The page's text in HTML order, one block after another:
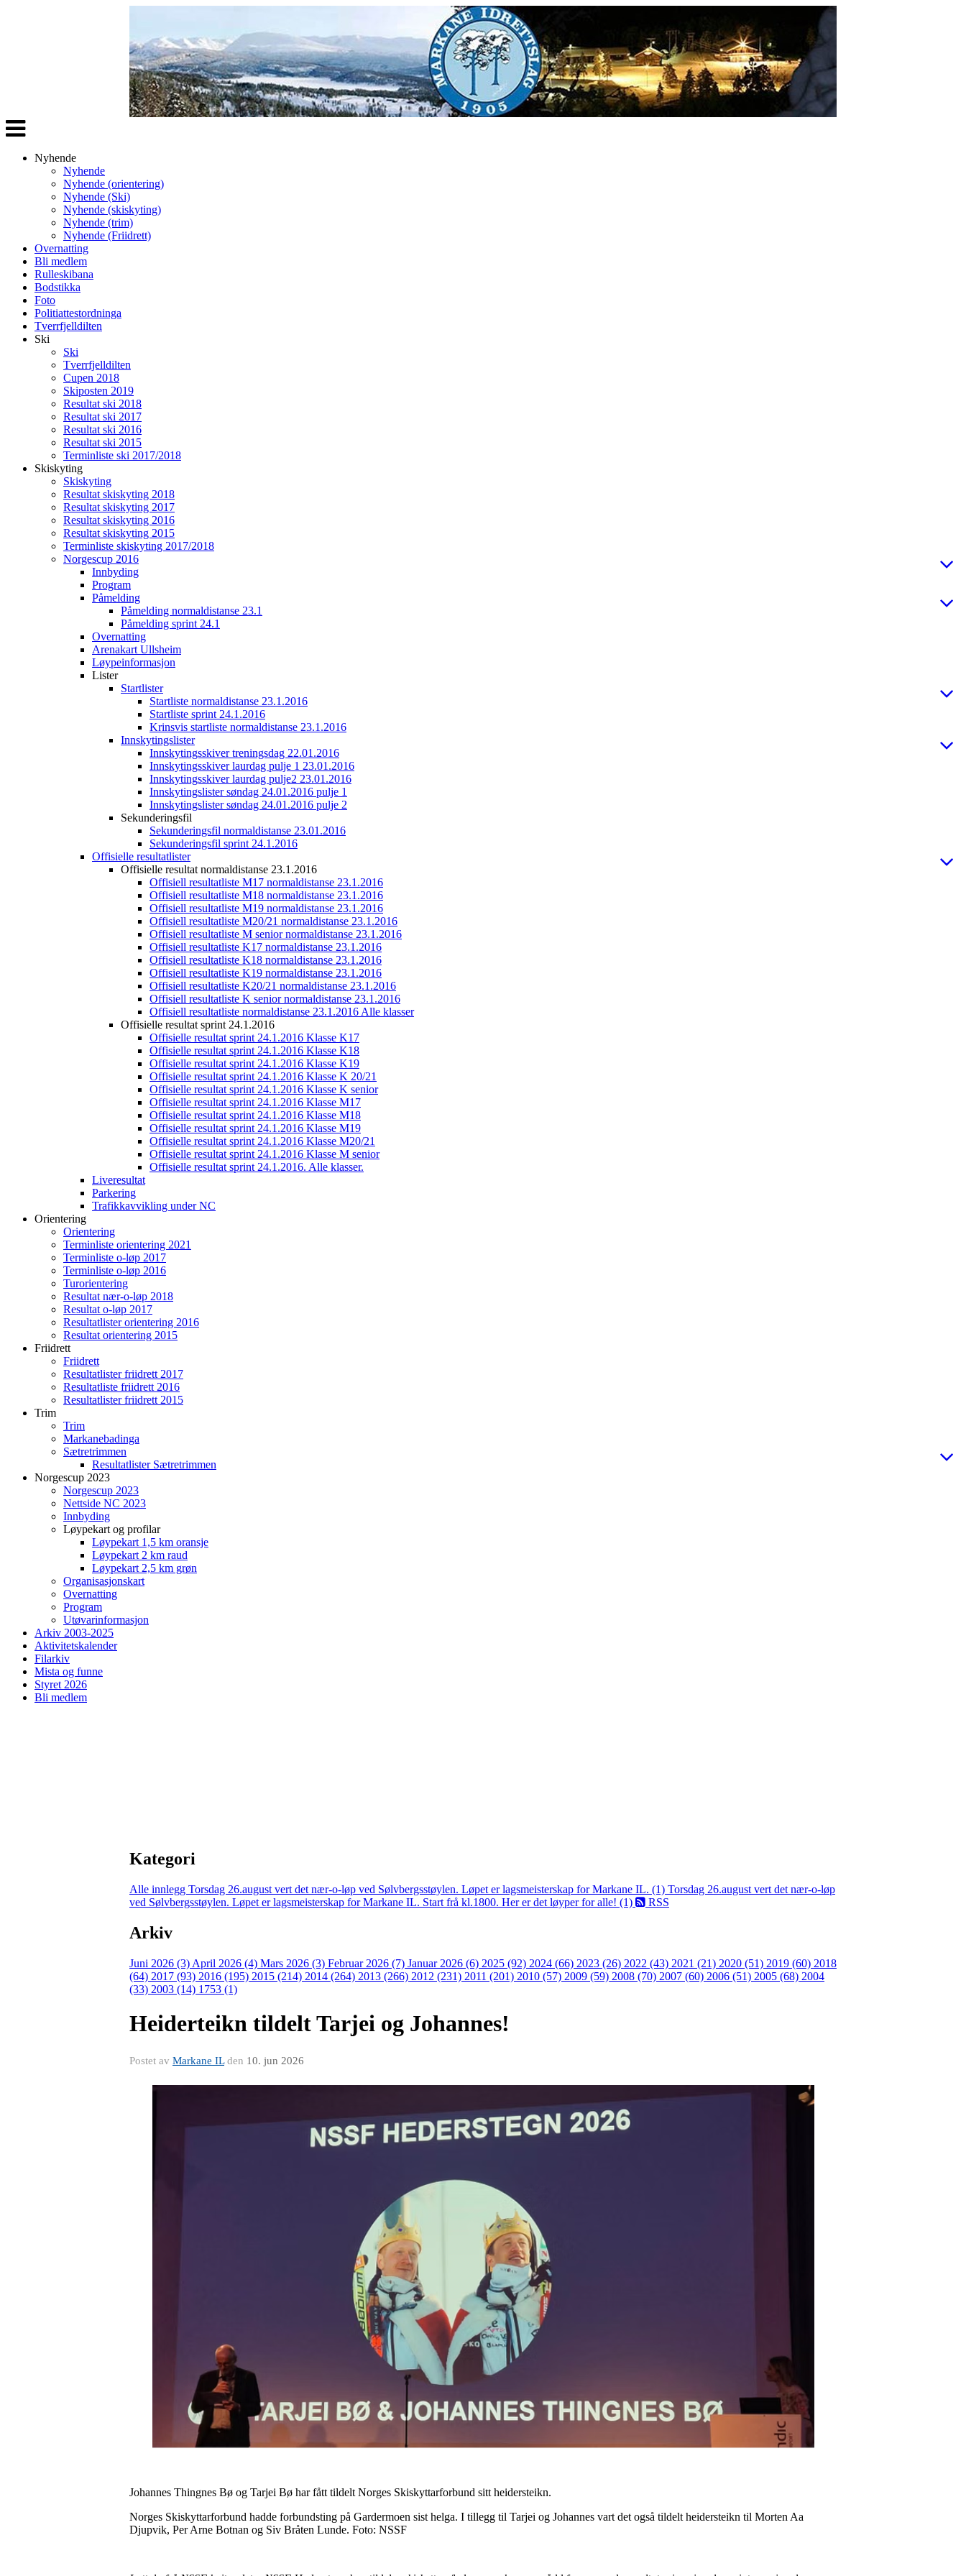
Veksle
navigasjon
Nyhende
Nyhende
Nyhende (orientering)
Nyhende (Ski)
Nyhende (skiskyting)
Nyhende (trim)
Nyhende (Friidrett)
Overnatting
Bli medlem
Rulleskibana
Bodstikka
Foto
Politiattestordninga
Tverrfjelldilten
Ski
Ski
Tverrfjelldilten
Cupen 2018
Skiposten 2019
Resultat ski 2018
Resultat ski 2017
Resultat ski 2016
Resultat ski 2015
Terminliste ski 2017/2018
Skiskyting
Skiskyting
Resultat skiskyting 2018
Resultat skiskyting 2017
Resultat skiskyting 2016
Resultat skiskyting 2015
Terminliste skiskyting 2017/2018
Norgescup 2016
Innbyding
Program
Påmelding
Påmelding normaldistanse 23.1
Påmelding sprint 24.1
Overnatting
Arenakart Ullsheim
Løypeinformasjon
Lister
Startlister
Startliste normaldistanse 23.1.2016
Startliste sprint 24.1.2016
Krinsvis startliste normaldistanse 23.1.2016
Innskytingslister
Innskytingsskiver treningsdag 22.01.2016
Innskytingsskiver laurdag pulje 1 23.01.2016
Innskytingsskiver laurdag pulje2 23.01.2016
Innskytingslister søndag 24.01.2016 pulje 1
Innskytingslister søndag 24.01.2016 pulje 2
Sekunderingsfil
Sekunderingsfil normaldistanse 23.01.2016
Sekunderingsfil sprint 24.1.2016
Offisielle resultatlister
Offisielle resultat normaldistanse 23.1.2016
Offisiell resultatliste M17 normaldistanse 23.1.2016
Offisiell resultatliste M18 normaldistanse 23.1.2016
Offisiell resultatliste M19 normaldistanse 23.1.2016
Offisiell resultatliste M20/21 normaldistanse 23.1.2016
Offisiell resultatliste M senior normaldistanse 23.1.2016
Offisiell resultatliste K17 normaldistanse 23.1.2016
Offisiell resultatliste K18 normaldistanse 23.1.2016
Offisiell resultatliste K19 normaldistanse 23.1.2016
Offisiell resultatliste K20/21 normaldistanse 23.1.2016
Offisiell resultatliste K senior normaldistanse 23.1.2016
Offisiell resultatliste normaldistanse 23.1.2016 Alle klasser
Offisielle resultat sprint 24.1.2016
Offisielle resultat sprint 24.1.2016 Klasse K17
Offisielle resultat sprint 24.1.2016 Klasse K18
Offisielle resultat sprint 24.1.2016 Klasse K19
Offisielle resultat sprint 24.1.2016 Klasse K 20/21
Offisielle resultat sprint 24.1.2016 Klasse K senior
Offisielle resultat sprint 24.1.2016 Klasse M17
Offisielle resultat sprint 24.1.2016 Klasse M18
Offisielle resultat sprint 24.1.2016 Klasse M19
Offisielle resultat sprint 24.1.2016 Klasse M20/21
Offisielle resultat sprint 24.1.2016 Klasse M senior
Offisielle resultat sprint 24.1.2016. Alle klasser.
Liveresultat
Parkering
Trafikkavvikling under NC
Orientering
Orientering
Terminliste orientering 2021
Terminliste o-løp 2017
Terminliste o-løp 2016
Turorientering
Resultat nær-o-løp 2018
Resultat o-løp 2017
Resultatlister orientering 2016
Resultat orientering 2015
Friidrett
Friidrett
Resultatlister friidrett 2017
Resultatliste friidrett 2016
Resultatlister friidrett 2015
Trim
Trim
Markanebadinga
Sætretrimmen
Resultatlister Sætretrimmen
Norgescup 2023
Norgescup 2023
Nettside NC 2023
Innbyding
Løypekart og profilar
Løypekart 1,5 km oransje
Løypekart 2 km raud
Løypekart 2,5 km grøn
Organisasjonskart
Overnatting
Program
Utøvarinformasjon
Arkiv 2003-2025
Aktivitetskalender
Filarkiv
Mista og funne
Styret 2026
Bli medlem
Kategori
Alle innlegg Torsdag 26.august vert det nær-o-løp ved Sølvbergsstøylen. Løpet er lagsmeisterskap for Markane IL. (1) Torsdag 26.august vert det nær-o-løp
ved Sølvbergsstøylen. Løpet er lagsmeisterskap for Markane IL. Start frå kl.1800. Her er det løyper for alle! (1)
RSS
Arkiv
Juni 2026 (3) April 2026 (4) Mars 2026 (3) Februar 2026 (7) Januar 2026 (6) 2025 (92) 2024 (66) 2023 (26) 2022 (43) 2021 (21) 2020 (51) 2019 (60) 2018
(64) 2017 (93) 2016 (195) 2015 (214) 2014 (264) 2013 (266) 2012 (231) 2011 (201) 2010 (57) 2009 (59) 2008 (70) 2007 (60) 2006 (51) 2005 (68) 2004
(33) 2003 (14) 1753 (1)
Heiderteikn tildelt Tarjei og Johannes!
Postet av Markane ILden 10. jun 2026
Johannes Thingnes Bø og Tarjei Bø har fått tildelt Norges Skiskyttarforbund sitt heidersteikn.
Norges Skiskyttarforbund hadde forbundsting på Gardermoen sist helga. I tillegg til Tarjei og Johannes vart det også tildelt heidersteikn til Morten Aa
Djupvik, Per Arne Botnan og Siv Bråten Lunde. Foto: NSSF